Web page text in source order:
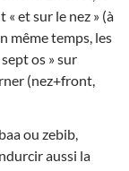
et sur le nez » (à
même temps, les
os » sur
(nez+front,
ou zebib,
aussi la